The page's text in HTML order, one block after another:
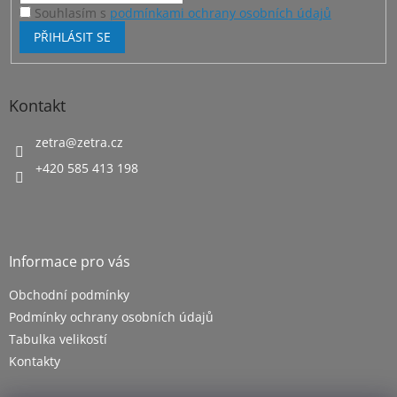
Souhlasím s podmínkami ochrany osobních údajů
PŘIHLÁSIT SE
Kontakt
zetra@zetra.cz
+420 585 413 198
Informace pro vás
Obchodní podmínky
Podmínky ochrany osobních údajů
Tabulka velikostí
Kontakty